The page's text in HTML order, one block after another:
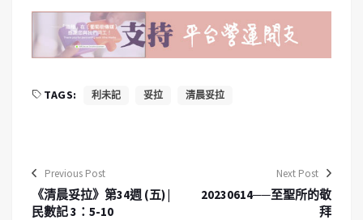
TAGS: 利未記 妥拉 清晨妥拉
Previous Post
《清晨妥拉》第34週 (五) |
民數記 3：5-10
Next Post
20230614──至聖所的敬
拜